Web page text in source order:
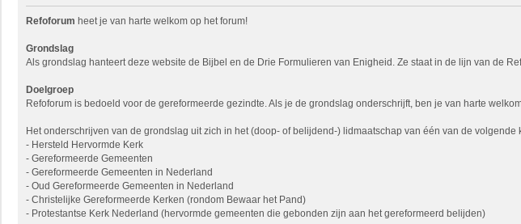
Refoforum heet je van harte welkom op het forum!
Grondslag
Als grondslag hanteert deze website de Bijbel en de Drie Formulieren van Enigheid. Ze staat in de lijn van de
Doelgroep
Refoforum is bedoeld voor de gereformeerde gezindte. Als je de grondslag onderschrijft, ben je van harte
Het onderschrijven van de grondslag uit zich in het (doop- of belijdend-) lidmaatschap van één van de
- Hersteld Hervormde Kerk
- Gereformeerde Gemeenten
- Gereformeerde Gemeenten in Nederland
- Oud Gereformeerde Gemeenten in Nederland
- Christelijke Gereformeerde Kerken (rondom Bewaar het Pand)
- Protestantse Kerk Nederland (hervormde gemeenten die gebonden zijn aan het gereformeerd belijden)